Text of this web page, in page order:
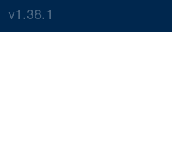
v1.38.1